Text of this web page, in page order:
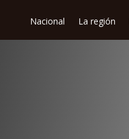
Nacional La región